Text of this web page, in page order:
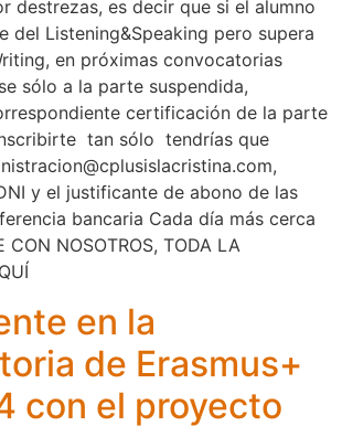
destrezas, es decir que si el alumno
del Listening&Speaking pero supera
en próximas convocatorias
sólo a la parte suspendida,
certificación de la parte
tan sólo tendrías que
y el justificante de abono de las
bancaria Cada día más cerca
CON NOSOTROS, TODA LA
en la
de Erasmus+
con el proyecto